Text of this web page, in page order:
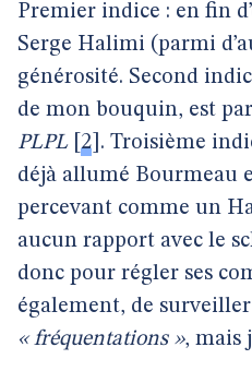
Premier indice : en fin
Serge Halimi (parmi
générosité. Second
de mon bouquin, est
PLPL[ 2 . Troisième
déjà allumé Bourmeau
percevant comme un
aucun rapport avec le
donc pour régler ses
également, de
« fréquentations », mais